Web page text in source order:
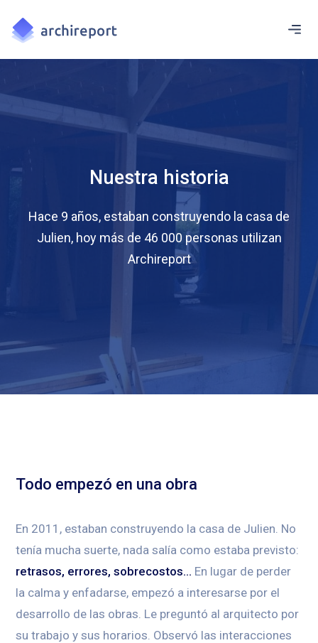
Nuestra historia
Hace 9 años, estaban construyendo la casa de
Julien, hoy más de 46 000 personas utilizan
Archireport
Todo empezó en una obra
En 2011, estaban construyendo la casa de Julien. No
tenía mucha suerte, nada salía como estaba previsto:
retrasos, errores, sobrecostos… En lugar de perder
la calma y enfadarse, empezó a interesarse por el
desarrollo de las obras. Le preguntó al arquitecto por
su trabajo y sus horarios. Observó las interacciones